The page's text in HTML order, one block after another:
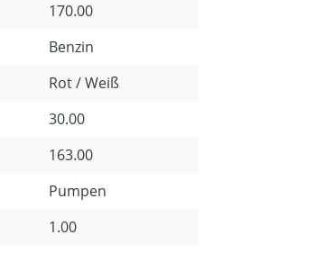
170.00
Benzin
Rot / Weiß
30.00
163.00
Pumpen
1.00